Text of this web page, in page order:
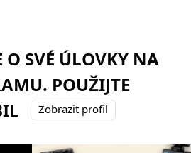
O SVÉ ÚLOVKY NA
POUŽIJTE
Zobrazit profil